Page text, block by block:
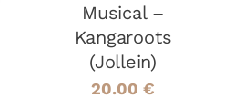
Musical –
Kangaroots
(Jollein)
20.00 €